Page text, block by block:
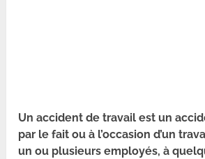
Un accident de travail est un
par le fait ou à l’occasion d’un
un ou plusieurs employés, à